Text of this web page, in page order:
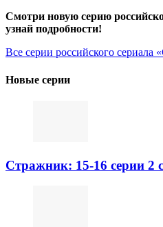
Смотри новую серию
узнай подробности!
Все серии российского сериала
Новые серии
Стражник: 15-16 серии 2